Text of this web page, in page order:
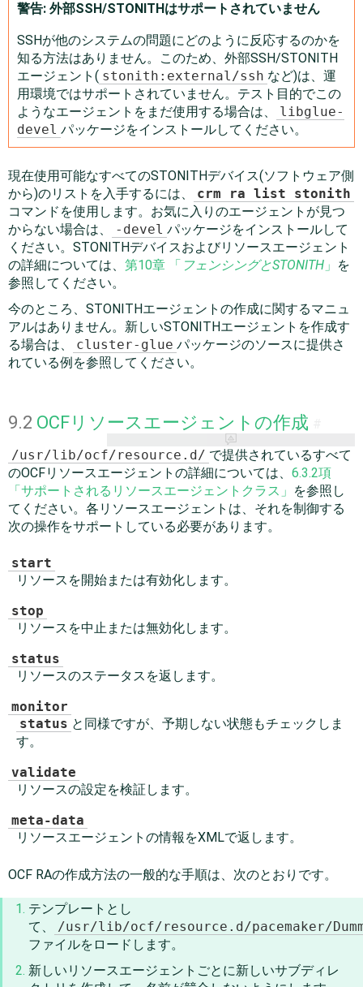
警告: 外部SSH/STONITHはサポートされていません
SSHが他のシステムの問題にどのように反応するのかを
知る方法はありません。このため、外部SSH/STONITH
エージェント( stonith:external/ssh など)は、運
用環境ではサポートされていません。テスト目的でこの
ようなエージェントをまだ使用する場合は、
libglue-
devel パッケージをインストールしてください。
現在使用可能なすべてのSTONITHデバイス(ソフトウェア側
から)のリストを入手するには、
crm ra list stonith
コマンドを使用します。お気に入りのエージェントが見つ
からない場合は、
-devel パッケージをインストールして
ください。STONITHデバイスおよびリソースエージェント
の詳細については、 第10章 「 フェンシングとSTONITH 」 を
参照してください。
今のところ、STONITHエージェントの作成に関するマニュ
アルはありません。新しいSTONITHエージェントを作成す
る場合は、
cluster-glue パッケージのソースに提供さ
れている例を参照してください。
9.2 OCFリソースエージェントの作成
/usr/lib/ocf/resource.d/ で提供されているすべて
のOCFリソースエージェントの詳細については、 6.3.2項
「サポートされるリソースエージェントクラス」 を参照し
てください。各リソースエージェントは、それを制御する
次の操作をサポートしている必要があります。
start
リソースを開始または有効化します。
stop
リソースを中止または無効化します。
status
リソースのステータスを返します。
monitor
status と同様ですが、予期しない状態もチェックしま
す。
validate
リソースの設定を検証します。
meta-data
リソースエージェントの情報をXMLで返します。
OCF RAの作成方法の一般的な手順は、次のとおりです。
テンプレートとし
て、
/usr/lib/ocf/resource.d/pacemaker/
ファイルをロードします。
新しいリソースエージェントごとに新しいサブディレ